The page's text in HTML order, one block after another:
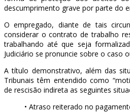
descumprimento grave por parte do
O empregado, diante de tais
considerar o contrato de trabalho
trabalhando até que seja
Judiciário se pronuncie sobre o caso
A título demonstrativo, além das
Tribunais têm entendido como
de rescisão indireta as seguintes
• Atraso reiterado no